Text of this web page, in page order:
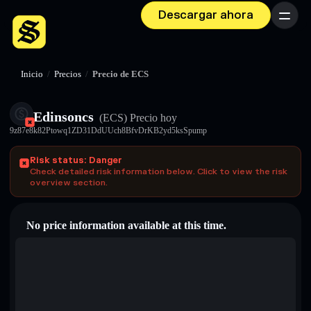
Descargar ahora Menú
Inicio / Precios / Precio de ECS
Edinsoncs (ECS) Precio hoy
9z87e8k82Ptowq1ZD31DdUUch8BfvDrKB2yd5ksSpump
Risk status: Danger
Check detailed risk information below. Click to view the risk
overview section.
No price information available at this time.